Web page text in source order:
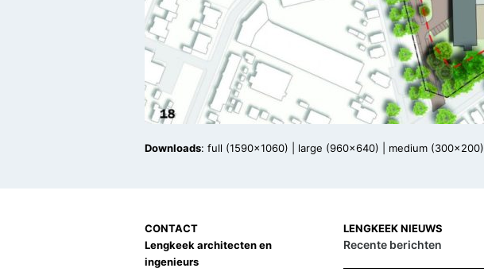
Downloads: full (1590x1060) large (960x640) medium (300x200)
CONTACT
Lengkeek architecten en
ingenieurs
LENGKEEK NIEUWS
Recente berichten